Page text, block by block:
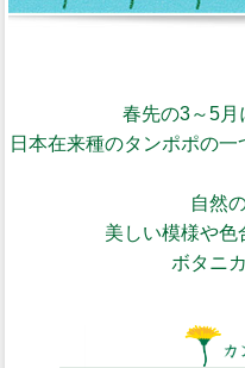
春先の3～5月
日本在来種のタンポポの一
自然
美しい模様や色
ボタニ